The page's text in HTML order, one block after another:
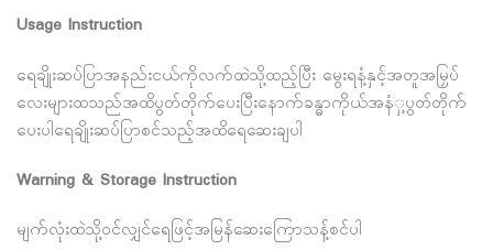
Usage Instruction
ရေချိုးဆပ်ပြာအနည်းငယ်ကိုလက်ထဲသို့ထည့်ပြီး မွေးရနံ့နှင့်အတူအမြှပ်
လေးများထသည်အထိပွတ်တိုက်ပေးပြီးနောက်ခန္ဓာကိုယ်အနံှ့ပွတ်တိုက်
ပေးပါရေချိုးဆပ်ပြာစင်သည့်အထိရေဆေးချပါ
Warning & Storage Instruction
မျက်လုံးထဲသို့ဝင်လျှင်ရေဖြင့်အမြန်ဆေးကြောသန့်စင်ပါ